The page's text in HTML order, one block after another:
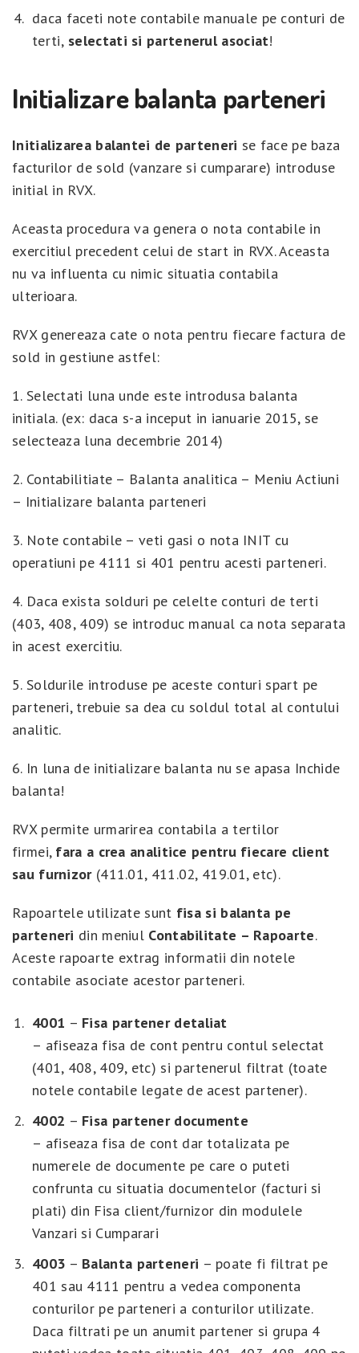
daca faceti note contabile manuale pe conturi de
terti,selectati si partenerul asociat!
Initializare balanta parteneri
Initializarea balantei de parteneri se face pe baza
facturilor de sold (vanzare si cumparare) introduse
initial in RVX.
Aceasta procedura va genera o nota contabile in
exercitiul precedent celui de start in RVX. Aceasta
nu va influenta cu nimic situatia contabila
ulterioara.
RVX genereaza cate o nota pentru fiecare factura de
sold in gestiune astfel:
1. Selectati luna unde este introdusa balanta
initiala. (ex: daca s-a inceput in ianuarie 2015, se
selecteaza luna decembrie 2014)
2. Contabilitiate – Balanta analitica – Meniu Actiuni
– Initializare balanta parteneri
3. Note contabile – veti gasi o nota INIT cu
operatiuni pe 4111 si 401 pentru acesti parteneri.
4. Daca exista solduri pe celelte conturi de terti
(403, 408, 409) se introduc manual ca nota separata
in acest exercitiu.
5. Soldurile introduse pe aceste conturi spart pe
parteneri, trebuie sa dea cu soldul total al contului
analitic.
6. In luna de initializare balanta nu se apasa Inchide
balanta!
RVX permite urmarirea contabila a tertilor
firmei, fara a crea analitice pentru fiecare client
sau furnizor(411.01, 411.02, 419.01, etc).
Rapoartele utilizate sunt fisa si balanta pe
parteneri din meniul Contabilitate – Rapoarte.
Aceste rapoarte extrag informatii din notele
contabile asociate acestor parteneri.
4001 – Fisa partener detaliat
– afiseaza fisa de cont pentru contul selectat
(401, 408, 409, etc) si partenerul filtrat (toate
notele contabile legate de acest partener).
4002 – Fisa partener documente
– afiseaza fisa de cont dar totalizata pe
numerele de documente pe care o puteti
confrunta cu situatia documentelor (facturi si
plati) din Fisa client/furnizor din modulele
Vanzari si Cumparari
4003 – Balanta parteneri – poate fi filtrat pe
401 sau 4111 pentru a vedea componenta
conturilor pe parteneri a conturilor utilizate.
Daca filtrati pe un anumit partener si grupa 4